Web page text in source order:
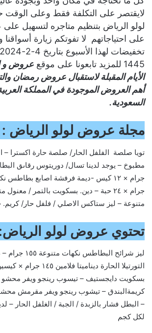
لايقتصر على التكلفة فقط وعلى الوقت
لولو الرياض بتنظيم متاجره لتسهيل على
على احتياجاتهم لا تفوتكم زيارة أسواقنا
1445 للمزيد تابعونا على موقع
عروض و
الأيام المقبلة لاستقبال عروض رمضان
أهم العروض الموجودة في المملكة
السعودية.
مجلة عروض لولو الرياض :
تويا صلصة الفلفل الحار/ صلصة حارة اكسترا –
جرام × ٢٤ حبة – دين. بسكويت بالتمر /
متنوعة – ليز ستاكس الاصلي / فلفل حار/ كريم.
تحتوي عروض لولو
ليز شرائح
التورتيلا الحارة ديناميتا
بسكويت دايجستيف – تيسوب رينجو ويفر محشو
كريمةالبندق – تيشوب رينجو ويفر مقرمش محشو
– البطل فشار بالزبدة / الجبة / الغلفل الحار –
لكل كجم